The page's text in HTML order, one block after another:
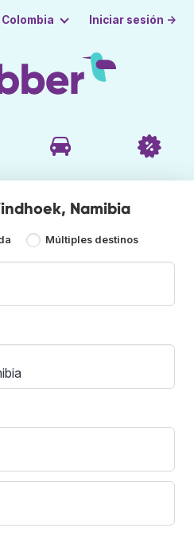
Colombia Iniciar sesión →
Namibia
Múltiples destinos